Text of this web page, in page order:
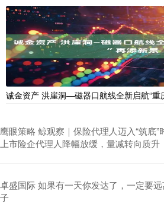
诚金资产 洪崖洞—磁器口航线全新启航“重
鹰眼策略 鲸观察｜保险代理人迈入“筑底”
上市险企代理人降幅放缓，量减转向质升
卓盛国际 如果有一天你发达了，一定要
子